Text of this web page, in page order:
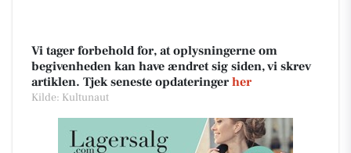
Vi tager forbehold for, at oplysningerne om
begivenheden kan have ændret sig siden, vi skrev
artiklen. Tjek seneste opdateringer her
Kilde: Kultunaut